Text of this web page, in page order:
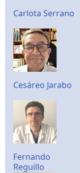
Carlota Serrano
Cesáreo Jarabo
Fernando
Reguillo